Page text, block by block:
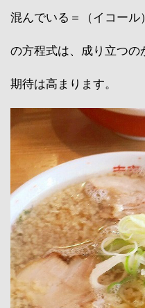
混んでいる＝（イコール
の方程式は、成り立つの
期待は高まります。